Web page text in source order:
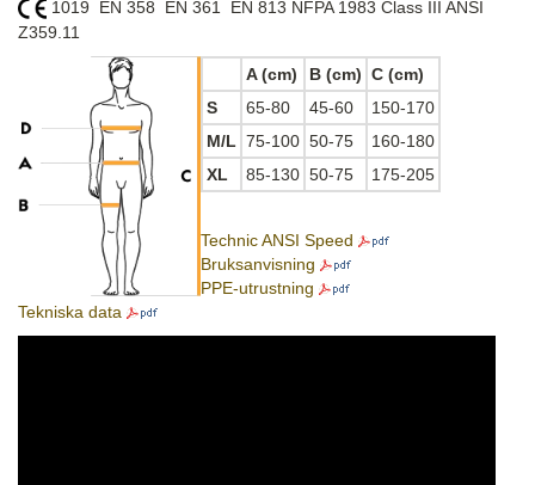
1019 EN 358 EN 361 EN 813 NFPA 1983 Class III ANSI
Z359.11
A (cm) B (cm) C (cm)
S
65-80 45-60
150-170
M/L 75-100 50-75
160-180
XL
85-130 50-75 175-205
Technic ANSI Speed
Bruksanvisning
PPE-utrustning
Tekniska data